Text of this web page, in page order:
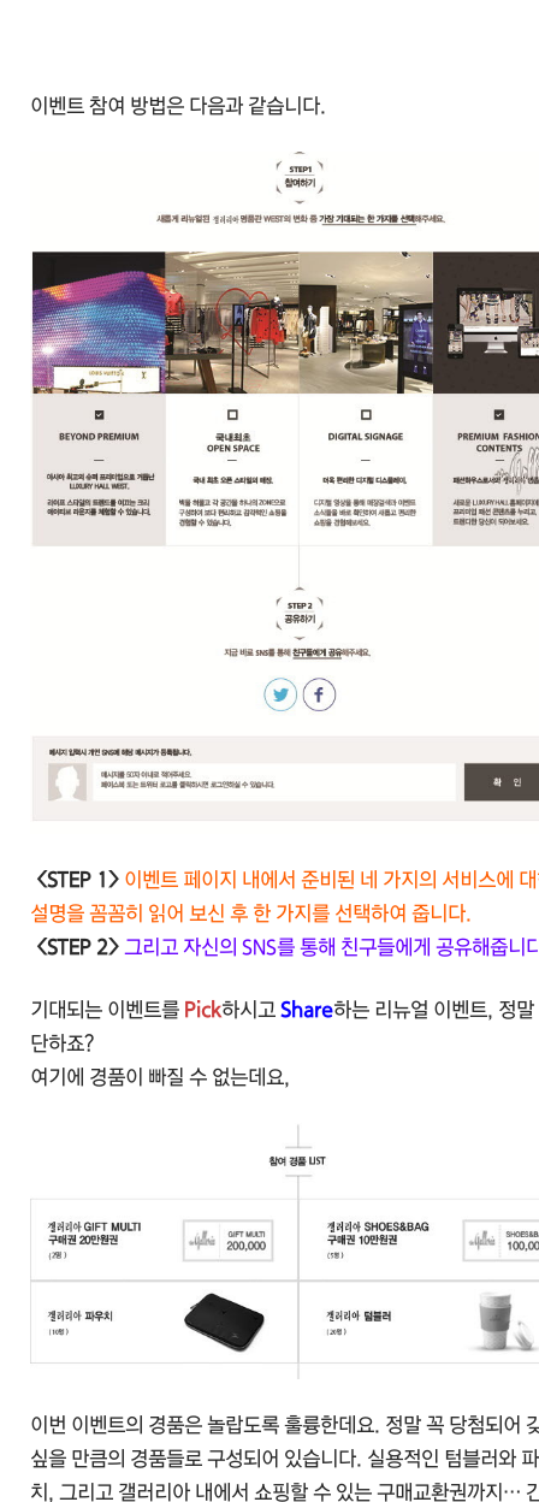
이벤트 참여 방법은 다음과 같습니다.
<STEP 1> 이벤트 페이지 내에서 준비된 네 가지의 서비스에
설명을 꼼꼼히 읽어 보신 후 한 가지를 선택하여 줍니다.
<STEP 2> 그리고 자신의 SNS를 통해 친구들에게 공유해줍니
기대되는 이벤트를 Pick하시고 Share하는 리뉴얼 이벤트, 정말
단하죠?
여기에 경품이 빠질 수 없는데요,
이번 이벤트의 경품은 놀랍도록 훌륭한데요. 정말 꼭 당첨되어
싶을 만큼의 경품들로 구성되어 있습니다. 실용적인 텀블러와
치, 그리고 갤러리아 내에서 쇼핑할 수 있는 구매교환권까지…